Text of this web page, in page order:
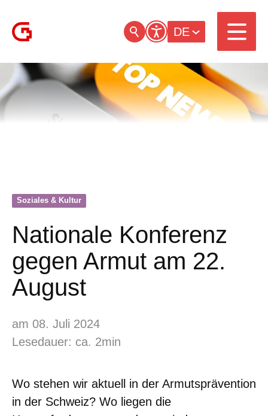
DE
Soziales & Kultur
Nationale Konferenz
gegen Armut am 22.
August
am 08. Juli 2024
Lesedauer: ca. 2min
Wo stehen wir aktuell in der Armutsprävention
in der Schweiz? Wo liegen die